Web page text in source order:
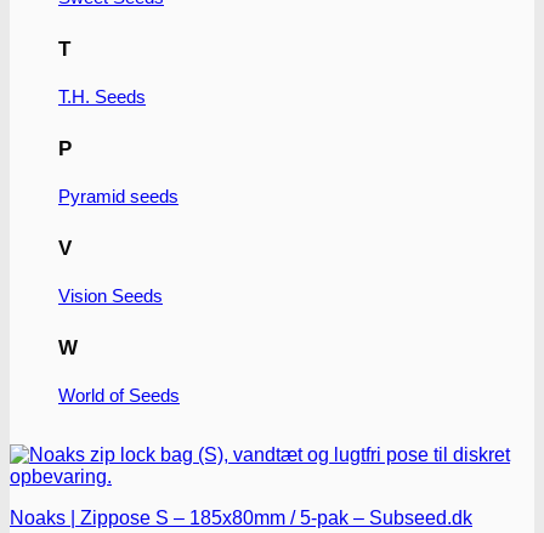
T
T.H. Seeds
P
Pyramid seeds
V
Vision Seeds
W
World of Seeds
Mulighederne
vælges
varesiden
Noaks | Zippose S – 185x80mm / 5-pak – Subseed.dk